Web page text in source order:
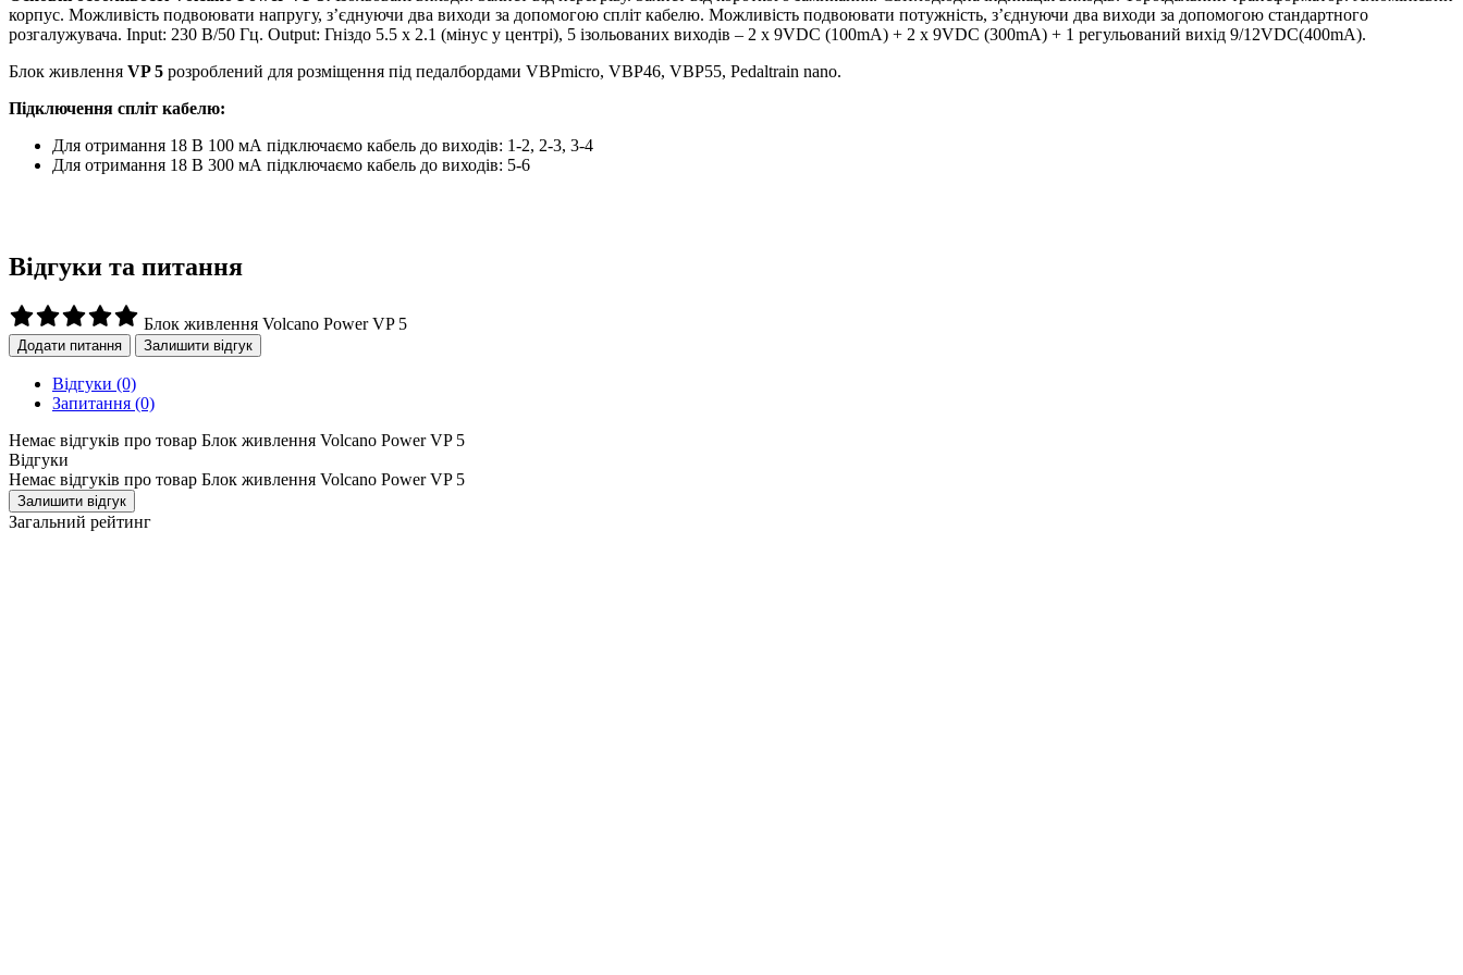
корпус. Можливість подвоювати напругу, з’єднуючи два виходи за допомогою спліт кабелю. Можливість подвоювати потужність, з’єднуючи два виходи за допомогою стандартного
розгалужувача. Input: 230 В/50 Гц. Output: Гніздо 5.5 x 2.1 (мінус у центрі), 5 ізольованих виходів – 2 x 9VDC (100mA) + 2 x 9VDC (300mA) + 1 регульований вихід 9/12VDC(400mA).
Блок живлення VP 5 розроблений для розміщення під педалбордами VBPmicro, VBP46, VBP55, Pedaltrain nano.
Підключення спліт кабелю:
Для отримання 18 В 100 мА підключаємо кабель до виходів: 1-2, 2-3, 3-4
Для отримання 18 В 300 мА підключаємо кабель до виходів: 5-6
Відгуки та питання
Блок живлення Volcano Power VP 5
Додати питання Залишити відгук
Відгуки (0)
Запитання (0)
Немає відгуків про товар Блок живлення Volcano Power VP 5
Відгуки
Немає відгуків про товар Блок живлення Volcano Power VP 5
Залишити відгук
Загальний рейтинг